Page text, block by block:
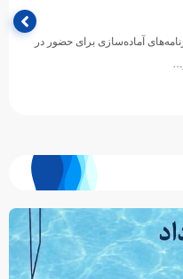
آماده‌سازی برای حضور در